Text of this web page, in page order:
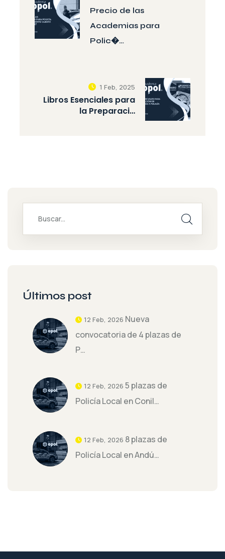
Precio de las
Academias para
Polic�…
1 Feb, 2025
Libros Esenciales para
la Preparaci…
Últimos post
12 Feb, 2026 Nueva
convocatoria de 4 plazas de
P…
12 Feb, 2026 5 plazas de
Policía Local en Conil…
12 Feb, 2026 8 plazas de
Policía Local en Andú…